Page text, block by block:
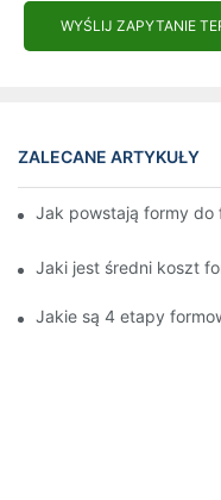
WYŚLIJ ZAPYTANIE
ZALECANE ARTYKUŁY
Jak powstają formy do
Jaki jest średni koszt
Jakie są 4 etapy